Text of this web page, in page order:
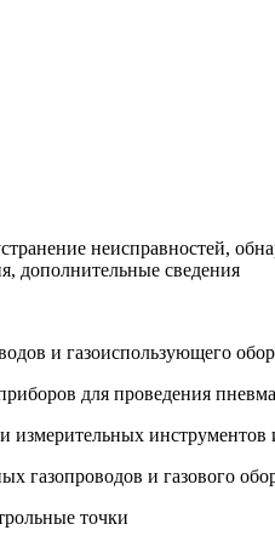
неисправностей,
дополнительные сведения
и газоиспользующего
для проведения
измерительных инструментов
газопроводов и газового
точки